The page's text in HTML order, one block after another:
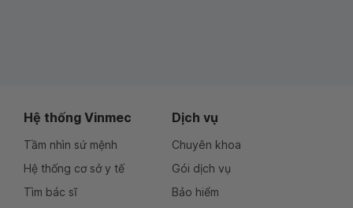
Hệ thống Vinmec
Tầm nhìn sứ mệnh
Hệ thống cơ sở y tế
Tìm bác sĩ
Dịch vụ
Chuyên khoa
Gói dịch vụ
Bảo hiểm